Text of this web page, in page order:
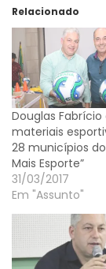
Relacionado
Douglas
materiais
28 municípios do
Mais Esporte”
31/03/2017
Em "Assunto"